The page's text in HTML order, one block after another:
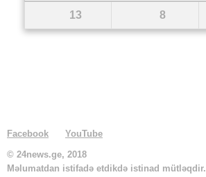
13 8
Facebook YouTube
© 24news.ge, 2018
Məlumatdan istifadə etdikdə istinad mütləqdir.